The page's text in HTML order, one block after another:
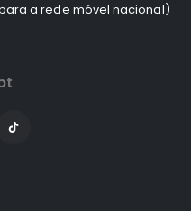
a rede móvel nacional)